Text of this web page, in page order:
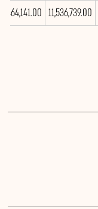
11,536,739.00
11,464,141.00